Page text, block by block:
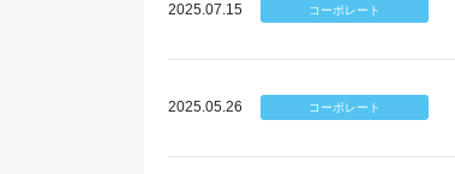
2025.07.15
2025.05.26